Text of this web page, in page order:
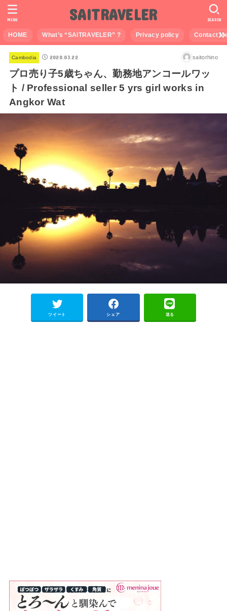
SAITRAVELER
HOME What’s “SAITRAVELER” ? Privacy policy Contact
SEARCH
MENU
Cambodia 2020.03.22 saitorhino
プロ売り子5歳ちゃん、勤務地アンコールワッ
ト / Professional seller 5 yrs girl works in
Angkor Wat
ツイート シェア 送る